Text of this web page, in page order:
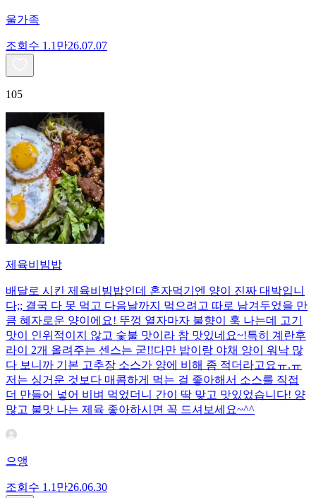
울가족
조회수 1.1만26.07.07
105
제육비빔밥
배달로 시킨 제육비빔밥인데 혼자먹기엔 양이 진짜 대박입니
다;; 결국 다 못 먹고 다음날까지 먹으려고 따로 남겨두었을 만
큼 혜자로운 양이에요! 뚜껑 열자마자 불향이 훅 나는데 고기
맛이 인위적이지 않고 숯불 맛이라 참 맛있네요~!특히 계란후
라이 2개 올려주는 센스는 굳!! ​다만 밥이랑 야채 양이 워낙 많
다 보니까 기본 고추장 소스가 양에 비해 좀 적더라고요ㅠ.ㅠ
저는 싱거운 것보다 매콤하게 먹는 걸 좋아해서 소스를 직접
더 만들어 넣어 비벼 먹었더니 간이 딱 맞고 맛있었습니다! 양
많고 불맛 나는 제육 좋아하시면 꼭 드셔보세요~^^
으앵
조회수 1.1만26.06.30